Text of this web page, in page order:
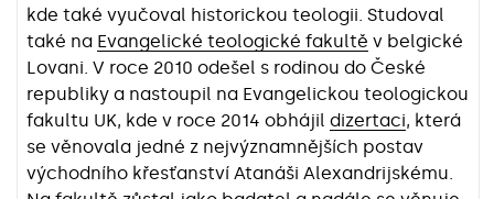
kde také vyučoval historickou teologii. Studoval
také na Evangelické teologické fakultě v belgické
Lovani. V roce 2010 odešel s rodinou do České
republiky a nastoupil na Evangelickou teologickou
fakultu UK, kde v roce 2014 obhájil dizertaci, která
se věnovala jedné z nejvýznamnějších postav
východního křesťanství Atanáši Alexandrijskému.